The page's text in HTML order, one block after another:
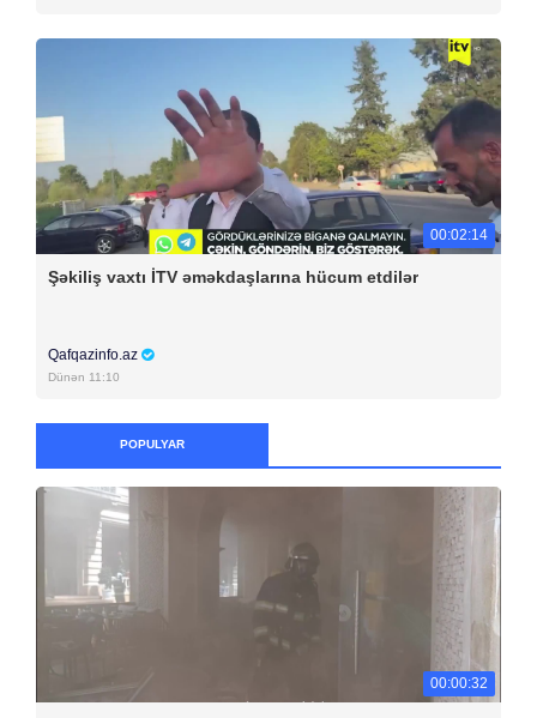
00:02:14
Şəkiliş vaxtı İTV əməkdaşlarına hücum etdilər
Qafqazinfo.az
Dünən 11:10
POPULYAR
00:00:32